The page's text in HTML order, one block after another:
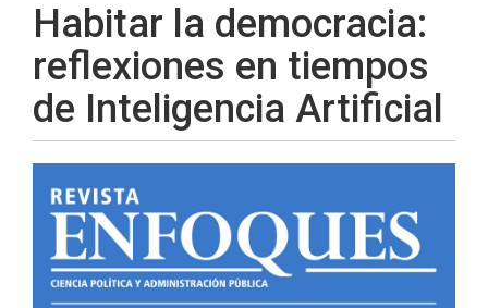
Habitar la democracia:
reflexiones en tiempos
de Inteligencia Artificial
Barra
lateral
del
artículo